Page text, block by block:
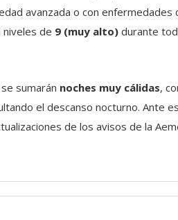
avanzada o con enfermedades
de 9 (muy alto) durante
sumarán noches muy cálidas,
el descanso nocturno. Ante
de los avisos de la